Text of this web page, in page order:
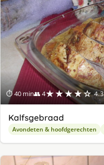
⏱ 40 min👥 4★★★★☆
Kalfsgebraad
Avondeten & hoofdgerechten